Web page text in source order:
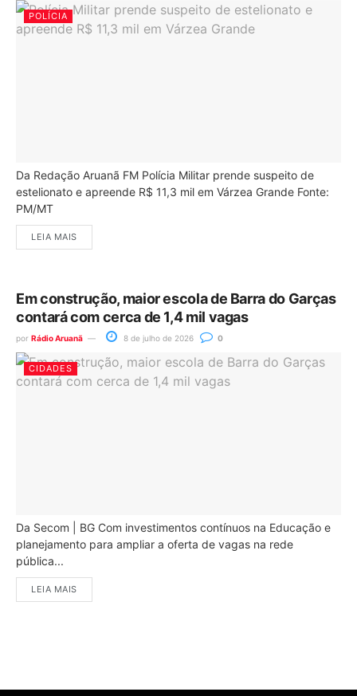
POLÍCIA
Da Redação Aruanã FM Polícia Militar prende suspeito de
estelionato e apreende R$ 11,3 mil em Várzea Grande Fonte:
PM/MT
LEIA MAIS
Em construção, maior escola de Barra do Garças
contará com cerca de 1,4 mil vagas
por Rádio Aruanã 8 de julho de 2026 0
CIDADES
Da Secom | BG Com investimentos contínuos na Educação e
planejamento para ampliar a oferta de vagas na rede
pública...
LEIA MAIS